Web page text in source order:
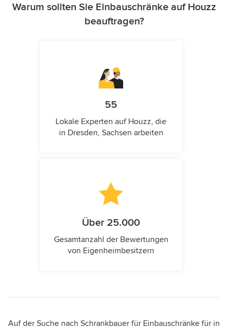
Warum sollten Sie Einbauschränke auf Houzz
beauftragen?
55
Lokale Experten auf Houzz, die
in Dresden, Sachsen arbeiten
Über 25.000
Gesamtanzahl der Bewertungen
von Eigenheimbesitzern
Auf der Suche nach Schrankbauer für Einbauschränke für in